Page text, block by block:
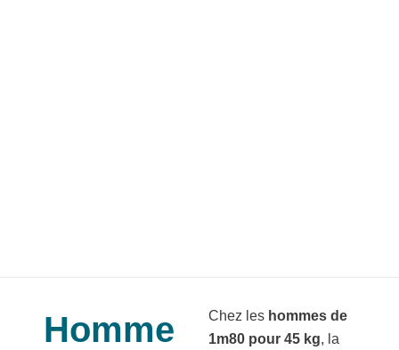
Homme
Chez les hommes de
1m80 pour 45 kg, la